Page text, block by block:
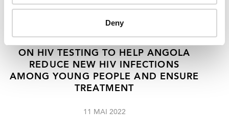
Deny
ON HIV TESTING TO HELP ANGOLA
REDUCE NEW HIV INFECTIONS
AMONG YOUNG PEOPLE AND ENSURE
TREATMENT
11 MAI 2022